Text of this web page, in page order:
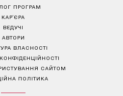
ПРОГРАМ
КАР’ЄРА
ВЕДУЧІ
АВТОРИ
ВЛАСНОСТІ
САЙТОМ
ПОЛІТИКА